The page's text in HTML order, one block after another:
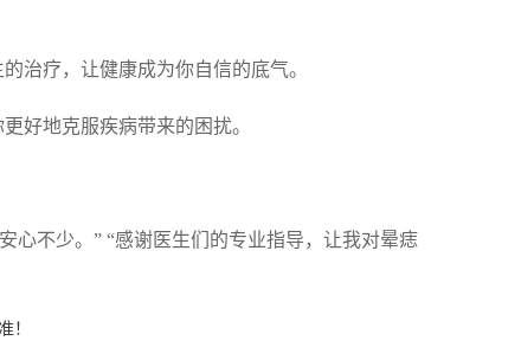
治疗，让健康成为你自信的底气。
好地克服疾病带来的困扰。
心不少。” “感谢医生们的专业指导，让我对晕痣
！